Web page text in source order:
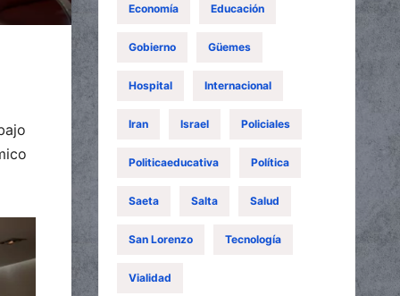
Economía Educación
Gobierno Güemes
Hospital Internacional
Iran Israel Policiales
Politicaeducativa Política
Saeta Salta Salud
San Lorenzo Tecnología
Vialidad